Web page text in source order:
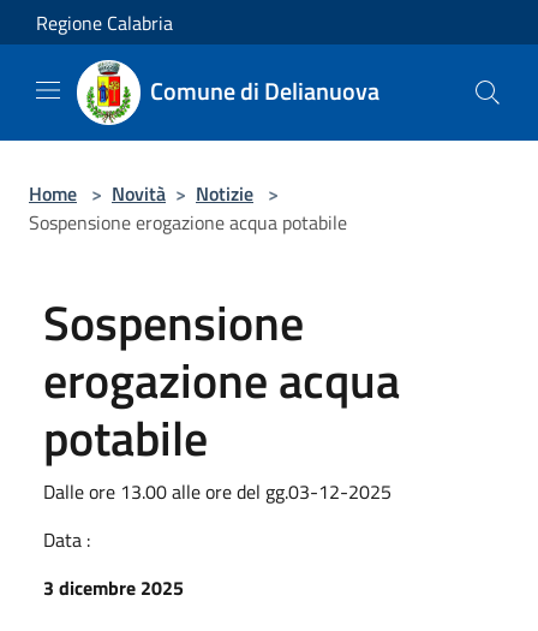
Salta al contenuto principale
Regione Calabria
Comune di Delianuova
Home > Novità > Notizie >
Sospensione erogazione acqua potabile
Sospensione
erogazione acqua
potabile
Dalle ore 13.00 alle ore del gg.03-12-2025
Data :
3 dicembre 2025